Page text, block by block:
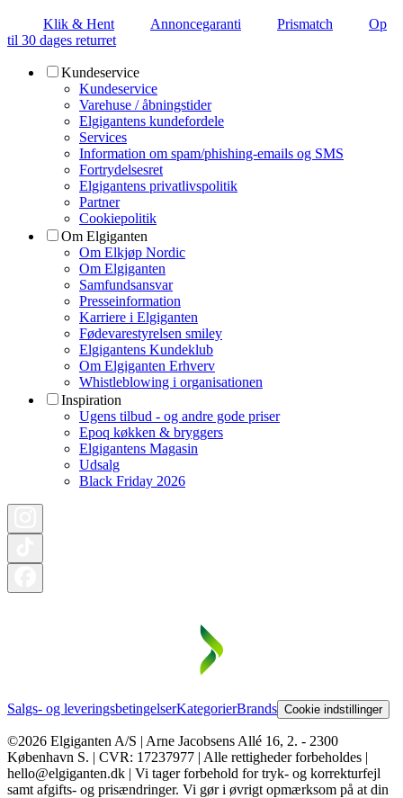
Klik & Hent Annoncegaranti Prismatch
Op
til 30 dages returret
Kundeservice
Kundeservice
Varehuse / åbningstider
Elgigantens kundefordele
Services
Information om spam/phishing-emails og SMS
Fortrydelsesret
Elgigantens privatlivspolitik
Partner
Cookiepolitik
Om Elgiganten
Om Elkjøp Nordic
Om Elgiganten
Samfundsansvar
Presseinformation
Karriere i Elgiganten
Fødevarestyrelsen smiley
Elgigantens Kundeklub
Om Elgiganten Erhverv
Whistleblowing i organisationen
Inspiration
Ugens tilbud - og andre gode priser
Epoq køkken & bryggers
Elgigantens Magasin
Udsalg
Black Friday 2026
Salgs- og leveringsbetingelserKategorierBrands Cookie indstillinger
©2026 Elgiganten A/S | Arne Jacobsens Allé 16, 2. - 2300
København S. | CVR: 17237977 | Alle rettigheder forbeholdes |
hello@elgiganten.dk | Vi tager forbehold for tryk- og korrekturfejl
samt afgifts- og prisændringer. Vi gør i øvrigt opmærksom på at din